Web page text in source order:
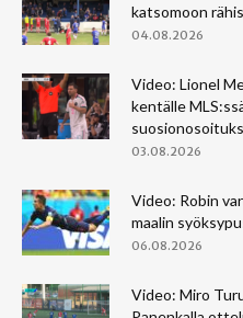
katsomoon
04.08.2026
Video: Lionel
kentälle
03.08.2026
Video: Robin
maalin
06.08.2026
Video: Miro